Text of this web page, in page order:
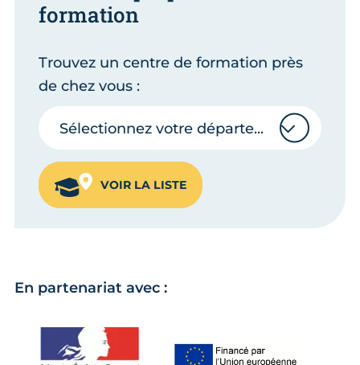
formation
Trouvez un centre de formation près
de chez vous :
Sélectionnez votre département
Sélectionnez votre département
VOIR LA LISTE
En partenariat avec :